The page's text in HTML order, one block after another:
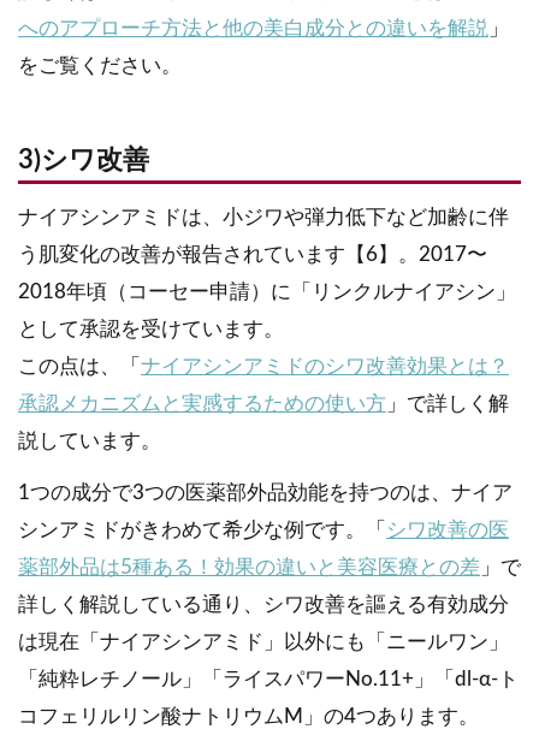
へのアプローチ方法と他の美白成分との違いを解説 」
をご覧ください。
3)シワ改善
ナイアシンアミドは、小ジワや弾力低下など加齢に伴
う肌変化の改善が報告されています【6】。2017〜
2018年頃（コーセー申請）に「リンクルナイアシン」
として承認を受けています。
この点は、「 ナイアシンアミドのシワ改善効果とは？
承認メカニズムと実感するための使い方 」で詳しく解
説しています。
1つの成分で3つの医薬部外品効能を持つのは、ナイア
シンアミドがきわめて希少な例です。「 シワ改善の医
薬部外品は5種ある！効果の違いと美容医療との差 」で
詳しく解説している通り、シワ改善を謳える有効成分
は現在「ナイアシンアミド」以外にも「ニールワン」
「純粋レチノール」「ライスパワーNo.11+」「dl-α-ト
コフェリルリン酸ナトリウムM」の4つあります。